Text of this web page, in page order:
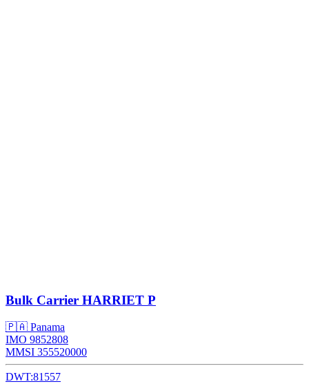
Bulk Carrier HARRIET P
🇵🇦 Panama
IMO 9852808
MMSI 355520000
DWT:81557